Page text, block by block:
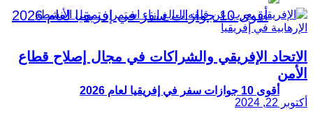
أقوى 10 جوازات سفر في إفريقيا لعام 2026
الاتحاد الإفريقي والشراكات في مجال إصلاح قطاع
الأمن
أكتوبر 22, 2024